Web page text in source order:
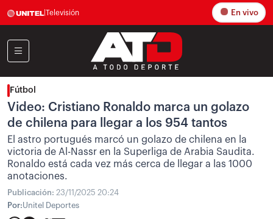
Televisión En vivo
Fútbol
Video: Cristiano Ronaldo marca un golazo
de chilena para llegar a los 954 tantos
El astro portugués marcó un golazo de chilena en la
victoria de Al-Nassr en la Superliga de Arabia Saudita.
Ronaldo está cada vez más cerca de llegar a las 1000
anotaciones.
Publicación: 23/11/2025 20:24
Por:Unitel Deportes